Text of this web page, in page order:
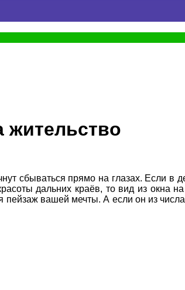
жительство
сбываться прямо на глазах. Если
дальних краёв, то вид из окна
вашей мечты. А если он из